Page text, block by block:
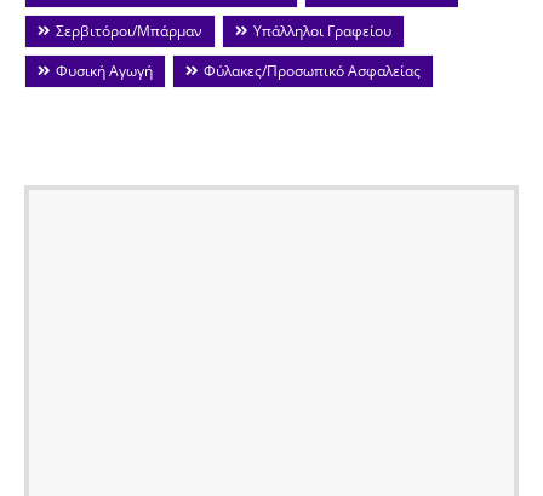
Σερβιτόροι/Μπάρμαν
Υπάλληλοι Γραφείου
Φυσική Αγωγή
Φύλακες/Προσωπικό Ασφαλείας